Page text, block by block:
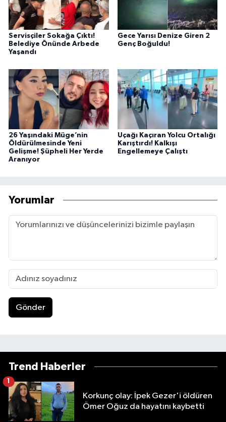
Servisçiler Sokağa Çıktı!
Belediye Önünde Arbede
Yaşandı
Gece Yarısı Denize Giren 2
Genç Boğuldu!
26 Yaşındaki Müge’nin
Öldürülmesinde Yeni
Gelişme! Şüpheli Her Yerde
Aranıyor
Uçağı Kaçıran Yolcu Ortalığı
Karıştırdı! Kalkışı
Engellemeye Çalıştı
Yorumlar
Gönder
Trend Haberler
Korkunç olay: İpek Gezer'i öldüren
Ömer Oğuz da hayatını kaybetti
1